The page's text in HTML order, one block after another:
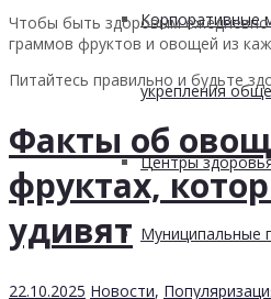
Корпоративные
укрепления
Центры
Муниципальные
Чтобы быть здоровым
граммов фруктов и овощей из
Питайтесь правильно и будьте
Факты об
фруктах,
удивят
22.10.2025 Новости,